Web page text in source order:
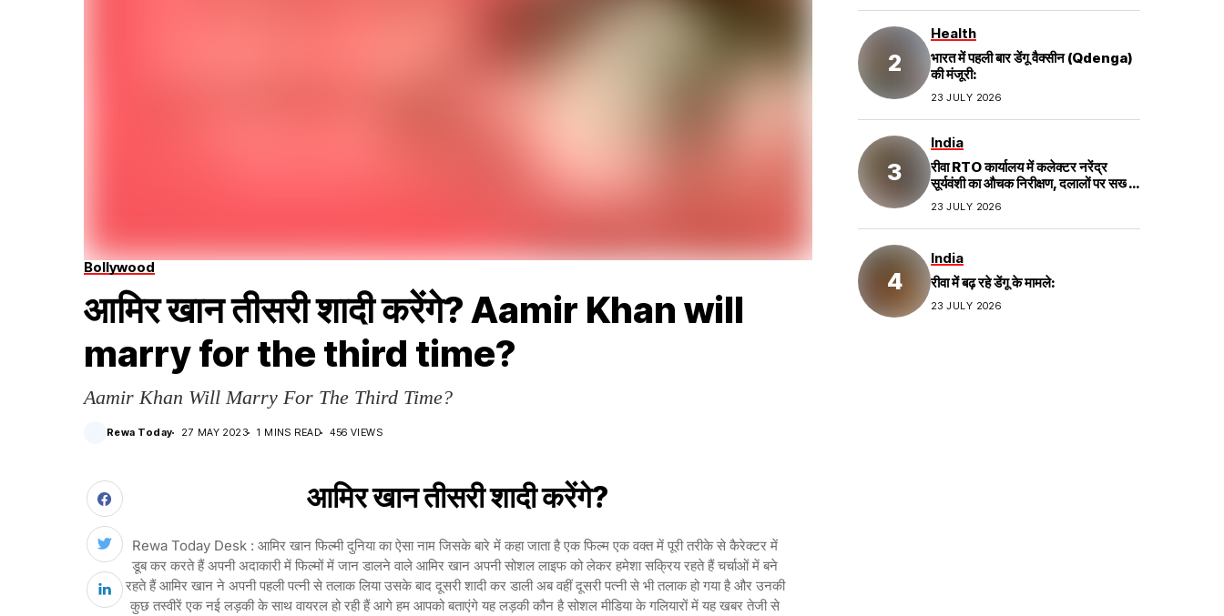
Bollywood
आमिर खान तीसरी शादी करेंगे? Aamir Khan will
marry for the third time?
Aamir Khan Will Marry For The Third Time?
Rewa Today 27 MAY 2023 1 MINS READ 456 VIEWS
आमिर खान तीसरी शादी करेंगे?
Rewa Today Desk : आमिर खान फिल्मी दुनिया का ऐसा नाम जिसके बारे में कहा जाता है एक फिल्म एक वक्त में पूरी तरीके से कैरेक्टर में
डूब कर करते हैं अपनी अदाकारी में फिल्मों में जान डालने वाले आमिर खान अपनी सोशल लाइफ को लेकर हमेशा सक्रिय रहते हैं चर्चाओं में बने
रहते हैं आमिर खान ने अपनी पहली पत्नी से तलाक लिया उसके बाद दूसरी शादी कर डाली अब वहीं दूसरी पत्नी से भी तलाक हो गया है और उनकी
कुछ तस्वीरें एक नई लड़की के साथ वायरल हो रही हैं आगे हम आपको बताएंगे यह लड़की कौन है सोशल मीडिया के गलियारों में यह खबर तेजी से
Health
भारत में पहली बार डेंगू वैक्सीन (Qdenga)
की मंजूरी:
23 JULY 2026
India
रीवा RTO कार्यालय में कलेक्टर नरेंद्र
सूर्यवंशी का औचक निरीक्षण, दलालों पर सख्त
कार्रवाई;
23 JULY 2026
India
रीवा में बढ़ रहे डेंगू के मामले:
23 JULY 2026